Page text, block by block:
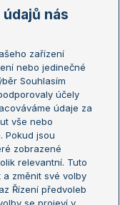
nás
zařízení
nebo jedinečné
Souhlasím
účely
údaje za
vše nebo
Pokud jsou
zobrazené
relevantní. Tuto
změnit své volby
Řízení předvoleb